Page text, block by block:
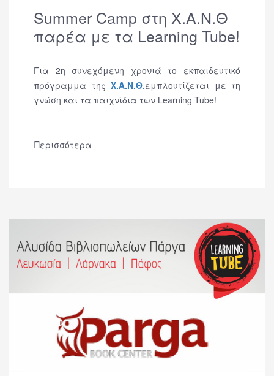
Summer Camp στη Χ.Α.Ν.Θ
παρέα με τα Learning Tube!
Για 2η συνεχόμενη χρονιά το εκπαιδευτικό
πρόγραμμα της Χ.Α.Ν.Θ.εμπλουτίζεται με τη
γνώση και τα παιχνίδια των Learning Tube!
Περισσότερα